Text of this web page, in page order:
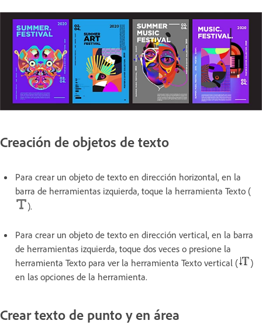
Creación de objetos de texto
Para crear un objeto de texto en dirección horizontal, en la
barra de herramientas izquierda, toque la herramienta Texto (
).
Para crear un objeto de texto en dirección vertical, en la barra
de herramientas izquierda, toque dos veces o presione la
herramienta Texto para ver la herramienta Texto vertical (
)
en las opciones de la herramienta.
Crear texto de punto y en área